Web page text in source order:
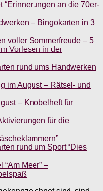
“Erinnerungen an die 70er-
– Bingokarten in 3
voller Sommerfreude – 5
Vorlesen in der
rund ums Handwerken
im August – Rätsel- und
– Knobelheft für
für die
rund um Sport “Dies
“Am Meer” –